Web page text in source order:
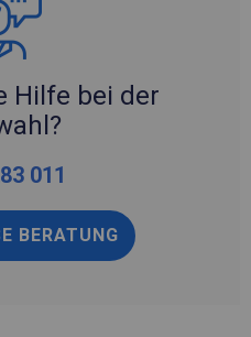
Hilfe bei der
011
BERATUNG